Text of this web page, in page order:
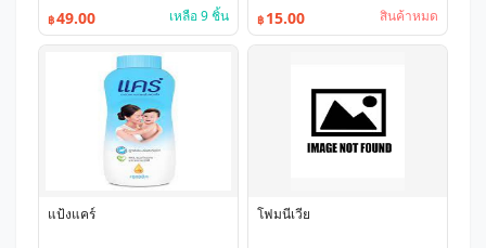
฿49.00 เหลือ 9 ชิ้น ฿ 15.00 สินค้าหมด
แป้งแคร์ โฟมนีเวีย